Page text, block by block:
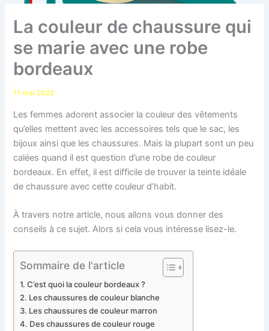
La couleur de chaussure qui
se marie avec une robe
bordeaux
11 mai 2022
Les femmes adorent associer la couleur des vêtements
qu’elles mettent avec les accessoires tels que le sac, les
bijoux ainsi que les chaussures. Mais la plupart sont un peu
calées quand il est question d’une robe de couleur
bordeaux. En effet, il est difficile de trouver la teinte idéale
de chaussure avec cette couleur d’habit.
À travers notre article, nous allons vous donner des
conseils à ce sujet. Alors si cela vous intéresse lisez-le.
Sommaire de l'article
C’est quoi la couleur bordeaux ?
Les chaussures de couleur blanche
Les chaussures de couleur marron
Des chaussures de couleur rouge